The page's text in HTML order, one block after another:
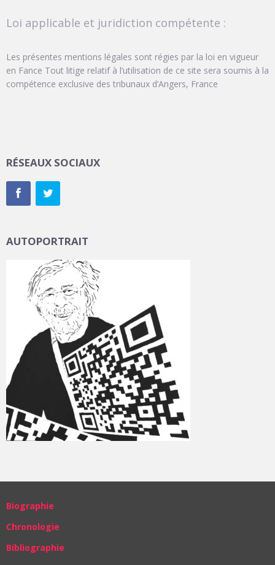
Loi applicable et juridiction compétente :
Les présentes mentions légales sont régies par la loi en vigueur
en Fance Tout litige relatif à l’utilisation de ce site sera soumis à la
compétence exclusive des tribunaux d’Angers, France
RÉSEAUX SOCIAUX
AUTOPORTRAIT
Biographie
Chronologie
Bibliographie